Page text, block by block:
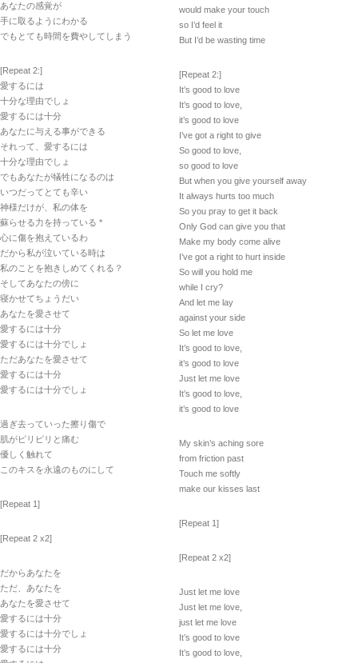
あなたの感覚が
手に取るようにわかる
でもとても時間を費やしてしまう
[Repeat 2:]
愛するには
十分な理由でしょ
愛するには十分
あなたに与える事ができる
それって、愛するには
十分な理由でしょ
でもあなたが犠牲になるのは
いつだってとても辛い
神様だけが、私の体を
蘇らせる力を持っている *
心に傷を抱えているわ
だから私が泣いている時は
私のことを抱きしめてくれる？
そしてあなたの傍に
寝かせてちょうだい
あなたを愛させて
愛するには十分
愛するには十分でしょ
ただあなたを愛させて
愛するには十分
愛するには十分でしょ
過ぎ去っていった擦り傷で
肌がピリピリと痛む
優しく触れて
このキスを永遠のものにして
[Repeat 1]
[Repeat 2 x2]
だからあなたを
ただ、あなたを
あなたを愛させて
愛するには十分
愛するには十分でしょ
愛するには十分
would make your touch
so I’d feel it
But I’d be wasting time
[Repeat 2:]
It’s good to love
It’s good to love,
it’s good to love
I’ve got a right to give
So good to love,
so good to love
But when you give yourself away
It always hurts too much
So you pray to get it back
Only God can give you that
Make my body come alive
I’ve got a right to hurt inside
So will you hold me
while I cry?
And let me lay
against your side
So let me love
It’s good to love,
it’s good to love
Just let me love
It’s good to love,
it’s good to love
My skin’s aching sore
from friction past
Touch me softly
make our kisses last
[Repeat 1]
[Repeat 2 x2]
Just let me love
Just let me love,
just let me love
It’s good to love
It’s good to love,